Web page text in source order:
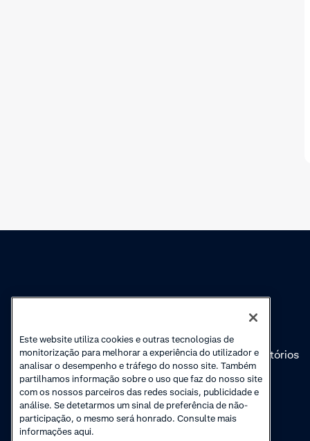
Atualizações de
produto
Vídeos introdutórios
'Como'
Este website utiliza cookies e outras tecnologias de
monitorização para melhorar a experiência do utilizador e
analisar o desempenho e tráfego do nosso site. Também
partilhamos informação sobre o uso que faz do nosso site
com os nossos parceiros das redes sociais, publicidade e
análise. Se detetarmos um sinal de preferência de não-
participação, o mesmo será honrado. Consulte mais
informações aqui.